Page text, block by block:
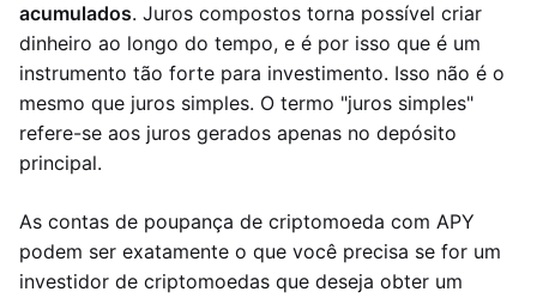
acumulados. Juros compostos torna possível criar
dinheiro ao longo do tempo, e é por isso que é um
instrumento tão forte para investimento. Isso não é o
mesmo que juros simples. O termo "juros simples"
refere-se aos juros gerados apenas no depósito
principal.
As contas de poupança de criptomoeda com APY
podem ser exatamente o que você precisa se for um
investidor de criptomoedas que deseja obter um